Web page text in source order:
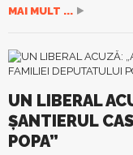
MAI MULT ...
UN LIBERAL
ŞANTIERUL
POPA”